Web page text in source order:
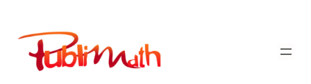
contenu
Publimath